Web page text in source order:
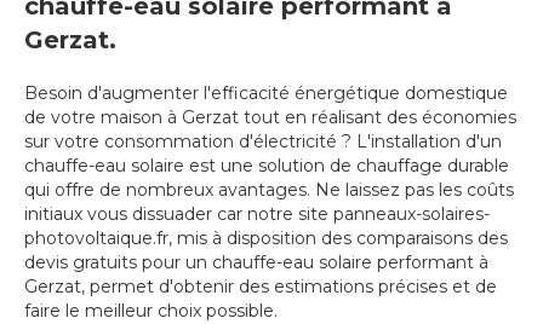
chauffe-eau solaire performant à
Gerzat.
Besoin d'augmenter l'efficacité énergétique domestique
de votre maison à Gerzat tout en réalisant des économies
sur votre consommation d'électricité ? L'installation d'un
chauffe-eau solaire est une solution de chauffage durable
qui offre de nombreux avantages. Ne laissez pas les coûts
initiaux vous dissuader car notre site panneaux-solaires-
photovoltaique.fr, mis à disposition des comparaisons des
devis gratuits pour un chauffe-eau solaire performant à
Gerzat, permet d'obtenir des estimations précises et de
faire le meilleur choix possible.